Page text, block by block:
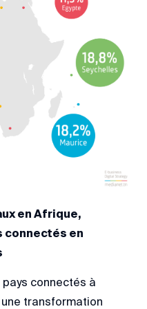
en Afrique,
connectés en
connectés à
transformation